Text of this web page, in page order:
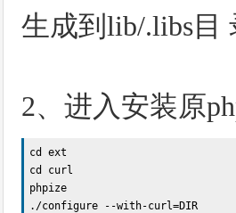
生成到lib/.libs目
2、进入安装原
cd ext
cd curl
phpize
./configure --with-curl=DIR